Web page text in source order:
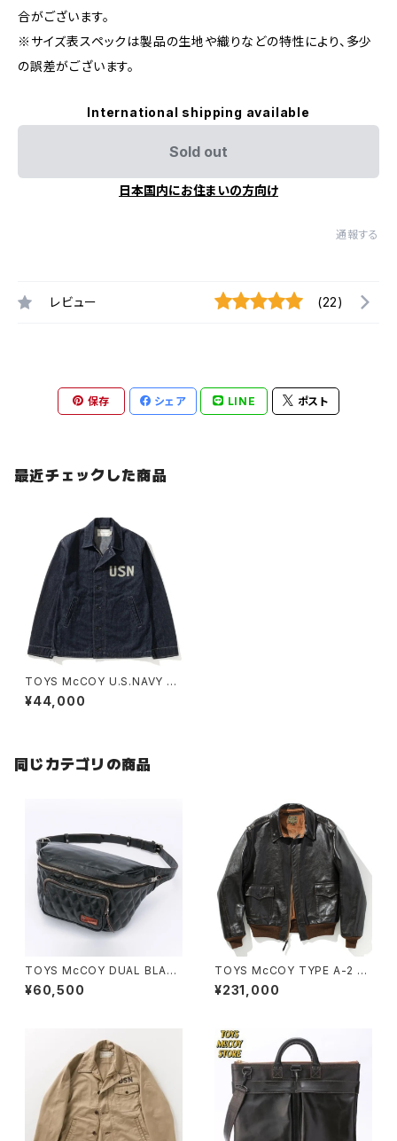
合がございます。
※サイズ表スペックは製品の生地や織りなどの特性により、多少
の誤差がございます。
International shipping available
Sold out
日本国内にお住まいの方向け
通報する
レビュー (22)
保存 シェア LINE ポスト
最近チェックした商品
TOYS McCOY U.S.NAVY DE
NIM UTILITY JACKET
¥44,000
同じカテゴリの商品
TOYS McCOY DUAL BLADE
BAG MAX
¥60,500
TOYS McCOY TYPE A-2 JA
CKET MFG. CO
¥231,000